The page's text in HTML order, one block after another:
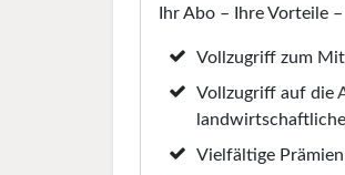
Ihr Abo – Ihre Vorteile
Vollzugriff zum
Vollzugriff auf die
Vielfältige Prämien